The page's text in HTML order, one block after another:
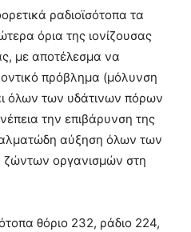
ραδιοϊσότοπα τα
όρια της ιονίζουσας
με αποτέλεσμα να
πρόβλημα (μόλυνση
όλων των υδάτινων πόρων
την επιβάρυνση της
αύξηση όλων των
οργανισμών στη
θόριο 232, ράδιο 224,